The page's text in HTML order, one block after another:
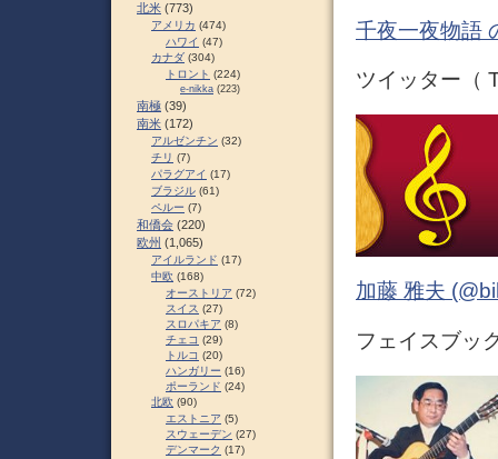
千夜一夜物語
ツイッター（
加藤 雅夫
フェイスブッ
北米 (773)
アメリカ (474)
ハワイ (47)
カナダ (304)
トロント (224)
e-nikka (223)
南極 (39)
南米 (172)
アルゼンチン (32)
チリ (7)
パラグアイ (17)
ブラジル (61)
ペルー (7)
和僑会 (220)
欧州 (1,065)
アイルランド (17)
中欧 (168)
オーストリア (72)
スイス (27)
スロパキア (8)
チェコ (29)
トルコ (20)
ハンガリー (16)
ポーランド (24)
北欧 (90)
エストニア (5)
スウェーデン (27)
デンマーク (17)